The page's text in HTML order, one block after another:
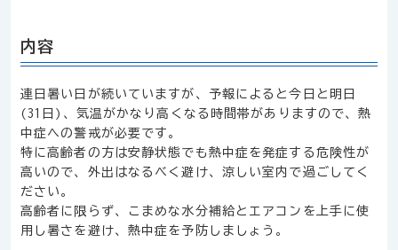
内容
連日暑い日が続いていますが、予報によると今日と明日
(31日)、気温がかなり高くなる時間帯がありますので、熱
中症への警戒が必要です。
特に高齢者の方は安静状態でも熱中症を発症する危険性が
高いので、外出はなるべく避け、涼しい室内で過ごしてく
ださい。
高齢者に限らず、こまめな水分補給とエアコンを上手に使
用し暑さを避け、熱中症を予防しましょう。